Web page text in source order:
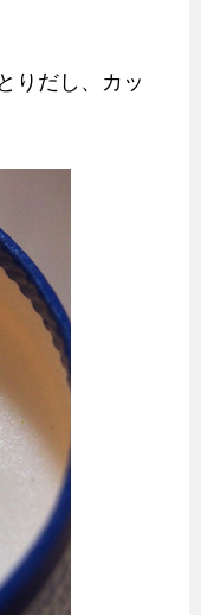
りだし、カッ